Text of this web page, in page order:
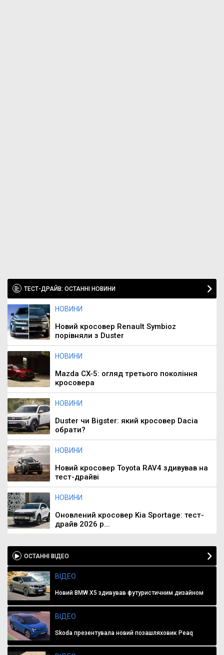
ТЕСТ-ДРАЙВ: ОСТАННІ НОВИНИ
НОВИНИ
Новий кросовер Renault Symbioz
порівняли з Duster
НОВИНИ
Mazda CX-5: огляд третього покоління
кросовера
НОВИНИ
Duster чи Bigster: який кросовер Dacia
обрати?
НОВИНИ
Новий кросовер Toyota RAV4 здивував на
тест-драйві
НОВИНИ
Оновлений кросовер Kia Sportage: тест-
драйв 2026 р...
ОСТАННІ ВІДЕО
ВІДЕО
Новий BMW X5 здивував футуристичним дизайном
ВІДЕО
Skoda презентувала новий позашляховик Peaq